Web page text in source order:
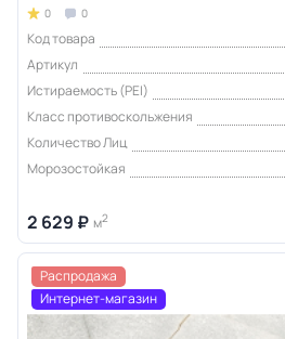
0 0
Код товара
Артикул
Истираемость (PEI)
Класс противоскольжения
Количество Лиц
Морозостойкая
2 629 ₽ м2
Распродажа
Интернет-магазин